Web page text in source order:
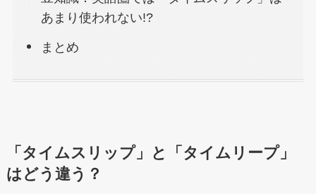
あまり使われない!?
まとめ
「タイムスリップ」と「タイムリープ」
はどう違う？